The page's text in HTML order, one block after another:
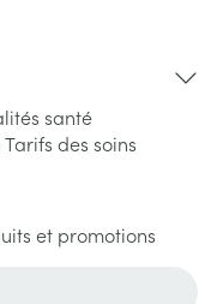
santé
Tarifs des soins
et promotions